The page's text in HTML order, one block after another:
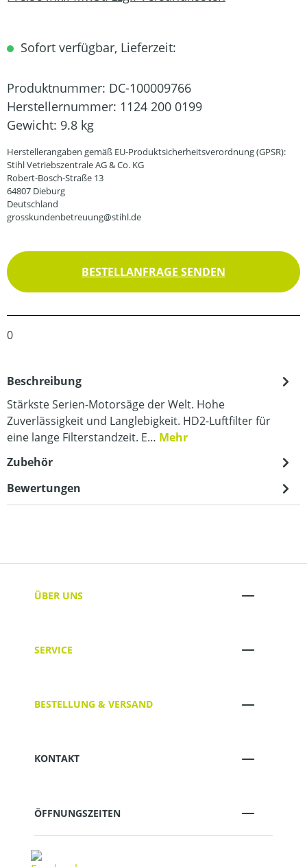
Sofort verfügbar, Lieferzeit:
Produktnummer: DC-100009766
Herstellernummer: 1124 200 0199
Gewicht: 9.8 kg
Herstellerangaben gemäß EU-Produktsicherheitsverordnung (GPSR):
Stihl Vetriebszentrale AG & Co. KG
Robert-Bosch-Straße 13
64807 Dieburg
Deutschland
grosskundenbetreuung@stihl.de
BESTELLANFRAGE SENDEN
0
Beschreibung
Stärkste Serien-Motorsäge der Welt. Hohe
Zuverlässigkeit und Langlebigkeit. HD2-Luftfilter für
eine lange Filterstandzeit. E… Mehr
Zubehör
Bewertungen
ÜBER UNS
SERVICE
BESTELLUNG & VERSAND
KONTAKT
ÖFFNUNGSZEITEN